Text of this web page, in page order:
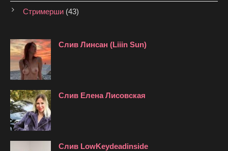
Стримерши (43)
Слив Линсан (Liiin Sun)
Слив Елена Лисовская
Слив LowKeydeadinside